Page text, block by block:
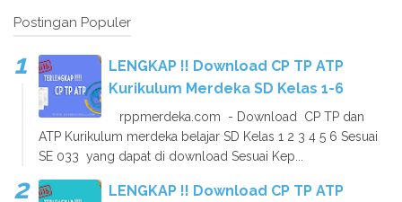
Postingan Populer
LENGKAP !! Download CP TP ATP
Kurikulum Merdeka SD Kelas 1-6
rppmerdeka.com - Download CP TP dan
ATP Kurikulum merdeka belajar SD Kelas 1 2 3 4 5 6 Sesuai
SE 033 yang dapat di download Sesuai Kep...
LENGKAP !! Download CP TP ATP